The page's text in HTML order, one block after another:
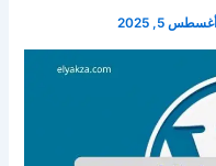
أغسطس 5, 2025